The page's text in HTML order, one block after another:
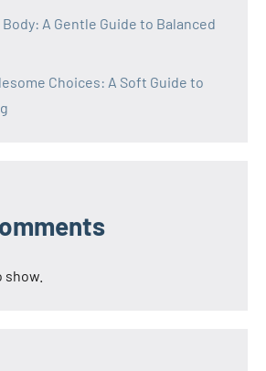
A Gentle Guide to Balanced
Choices: A Soft Guide to